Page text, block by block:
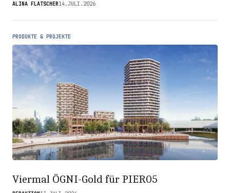
ALINA FLATSCHER14.JULI.2026
PRODUKTE & PROJEKTE
Viermal ÖGNI-Gold für PIER05